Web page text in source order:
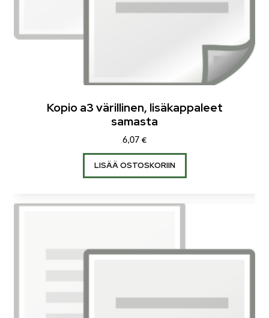
Kopio a3 värillinen, lisäkappaleet
samasta
6,07 €
LISÄÄ OSTOSKORIIN